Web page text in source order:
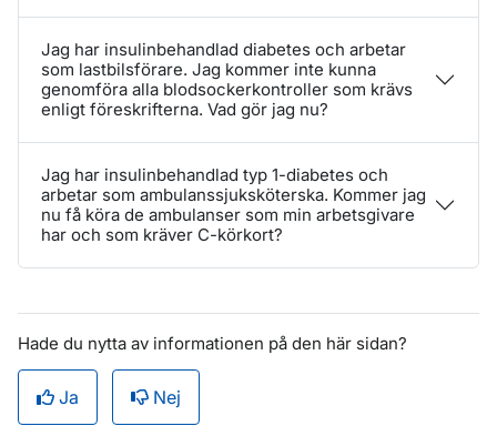
Jag har insulinbehandlad diabetes och arbetar
som lastbilsförare. Jag kommer inte kunna
genomföra alla blodsockerkontroller som krävs
enligt föreskrifterna. Vad gör jag nu?
Jag har insulinbehandlad typ 1-diabetes och
arbetar som ambulanssjuksköterska. Kommer jag
nu få köra de ambulanser som min arbetsgivare
har och som kräver C-körkort?
Hade du nytta av informationen på den här sidan?
Ja Nej